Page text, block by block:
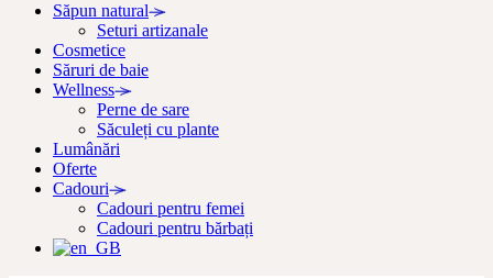
Săpun natural
Seturi artizanale
Cosmetice
Săruri de baie
Wellness
Perne de sare
Săculeți cu plante
Lumânări
Oferte
Cadouri
Cadouri pentru femei
Cadouri pentru bărbați